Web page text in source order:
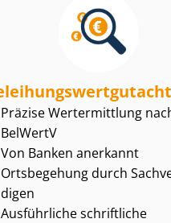
Präzise Wertermittlung
BelWertV
Von Banken anerkannt
Ortsbegehung durch
di­gen
Ausführliche schriftliche